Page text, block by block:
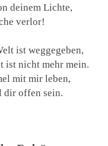
deinem Lichte,
verlor!
ist weggegeben,
ist nicht mehr mein.
mit mir leben,
dir offen sein.